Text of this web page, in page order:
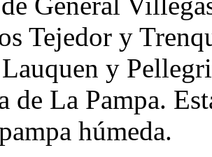
Tejedor y
y
de La Pampa.
húmeda.